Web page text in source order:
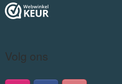
Volg ons